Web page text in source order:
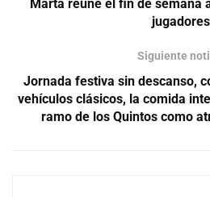
Marta reúne el fin de semana
jugadores
Siguiente
Jornada festiva sin descanso,
vehículos clásicos, la comida
ramo de los Quintos como